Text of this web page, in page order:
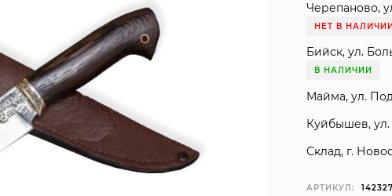
Черепаново,
НЕТ В
Бийск, ул.
В НАЛИЧИИ
Майма, ул.
Куйбышев, ул.
Склад, г.
АРТИКУЛ: